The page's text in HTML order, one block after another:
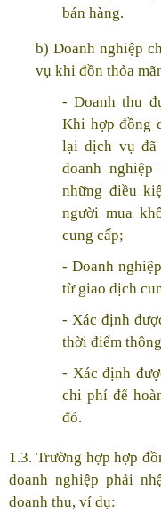
bán hàng.
b) Doanh nghiệp
vụ khi đồn thỏa
- Doanh thu
Khi hợp đồng
lại dịch vụ đã
doanh
những điều
người mua
cung cấp;
- Doanh
từ giao dịch
- Xác định
thời điểm
- Xác định
chi phí để
đó.
1.3. Trường hợp hợp
doanh nghiệp phải
doanh thu, ví dụ: